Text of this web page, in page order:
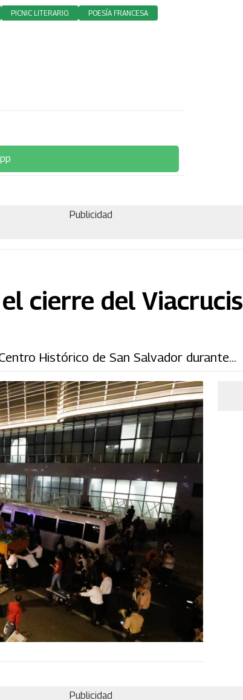
PICNIC LITERARIO. POESÍA FRANCESA
Publicidad
cierre del Viacrucis
Histórico de San Salvador durante...
Publicidad